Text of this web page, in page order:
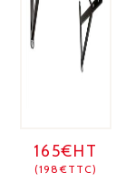
165€HT
(198€TTC)